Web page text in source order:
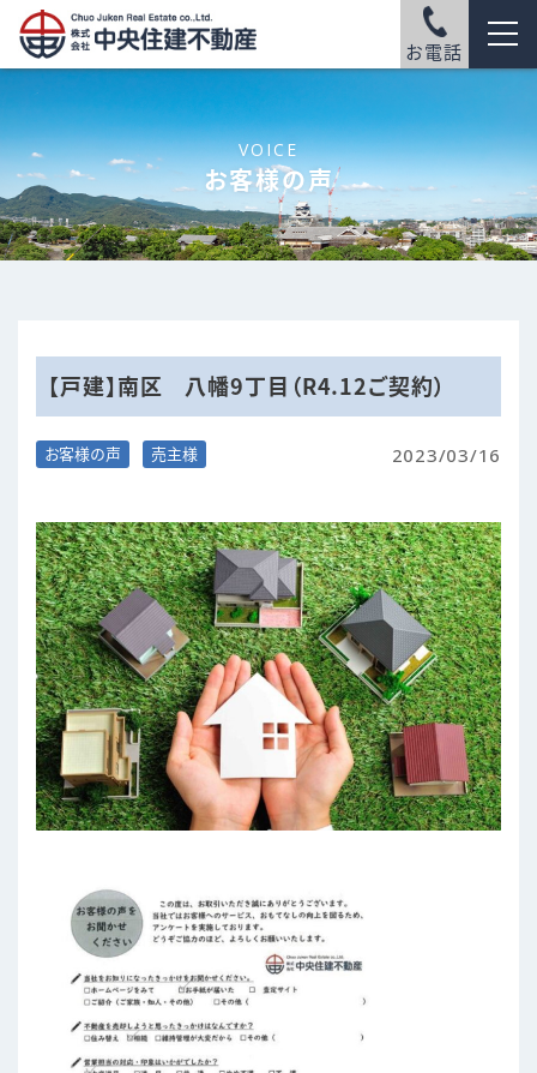
お電話
VOICE
お客様の声
【戸建】南区 八幡9丁目（R4.12ご契約）
お客様の声 売主様 2023/03/16